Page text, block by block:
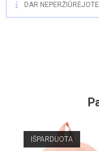
DAR
IŠPARDUOTA